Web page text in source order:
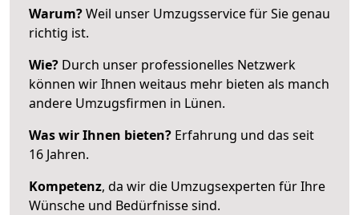
Warum?Weil unser Umzugsservice für Sie genau
richtig ist.
Wie? Durch unser professionelles Netzwerk
können wir Ihnen weitaus mehr bieten als manch
andere Umzugsfirmen in Lünen.
Was wir Ihnen bieten? Erfahrung und das seit
16 Jahren.
Kompetenz, da wir die Umzugsexperten für Ihre
Wünsche und Bedürfnisse sind.